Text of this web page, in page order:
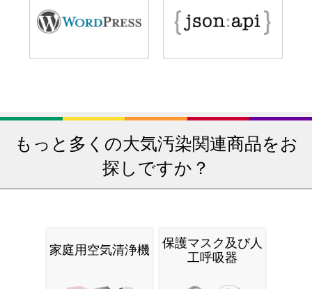
もっと多くの大気汚染関連商品をお
探しですか？
家庭用空気清浄機
保護マスク及び人
工呼吸器